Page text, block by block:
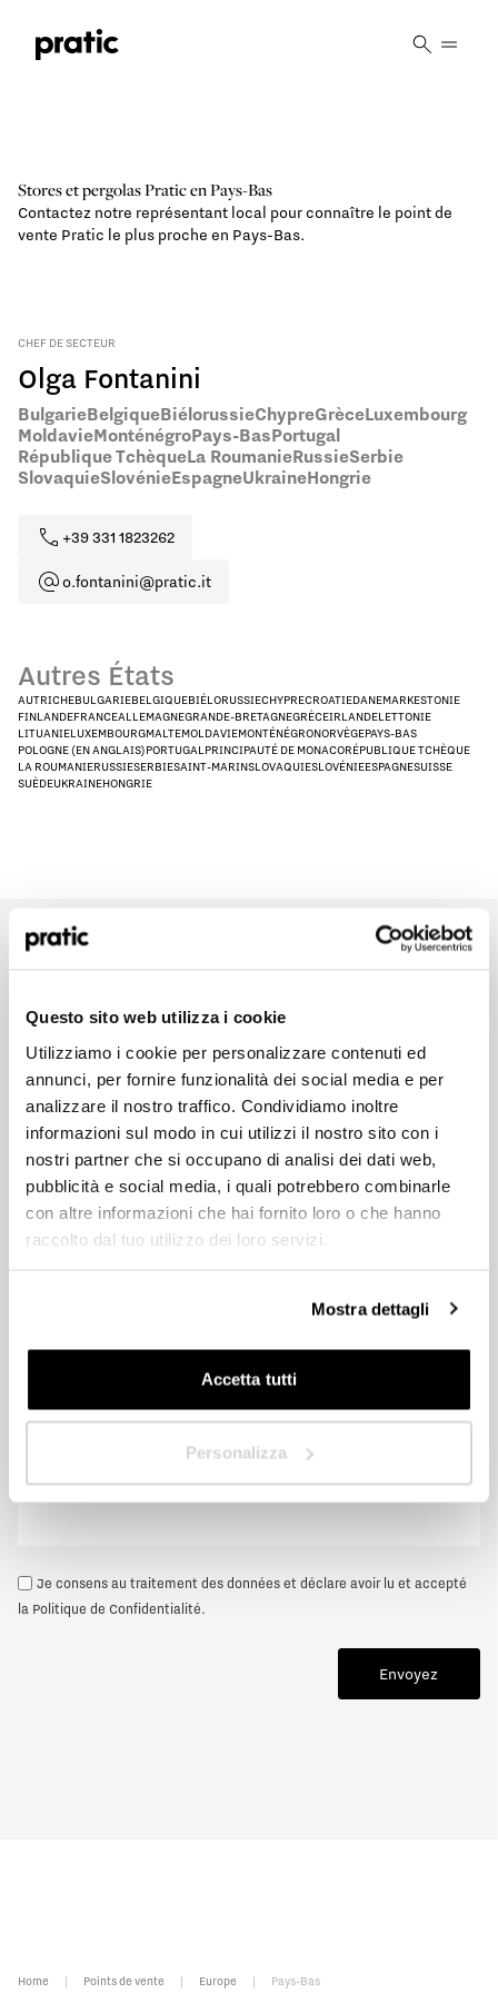
Questo sito web utilizza i cookie
Utilizziamo i cookie per personalizzare contenuti ed
annunci, per fornire funzionalità dei social media e per
analizzare il nostro traffico. Condividiamo inoltre
informazioni sul modo in cui utilizzi il nostro sito con i
nostri partner che si occupano di analisi dei dati web,
pubblicità e social media, i quali potrebbero combinarle
con altre informazioni che hai fornito loro o che hanno
raccolto dal tuo utilizzo dei loro servizi.
Mostra dettagli
Accetta tutti
Personalizza
Stores et pergolas Pratic enPays-Bas
Contactez notre représentant local pour connaître le point de
vente Pratic le plus proche en Pays-Bas.
CHEF DE SECTEUR
Olga Fontanini
BulgarieBelgiqueBiélorussieChypreGrèceLuxembourg
MoldavieMonténégroPays-BasPortugal
République TchèqueLa RoumanieRussieSerbie
SlovaquieSlovénieEspagneUkraineHongrie
+39 331 1823262
o.fontanini@pratic.it
Autres États
AUTRICHEBULGARIEBELGIQUEBIÉLORUSSIECHYPRECROATIEDANEMARKESTONIE
FINLANDEFRANCEALLEMAGNEGRANDE-BRETAGNEGRÈCEIRLANDELETTONIE
LITUANIELUXEMBOURGMALTEMOLDAVIEMONTÉNÉGRONORVÈGEPAYS-BAS
POLOGNE (EN ANGLAIS)PORTUGALPRINCIPAUTÉ DE MONACORÉPUBLIQUE TCHÈQUE
LA ROUMANIERUSSIESERBIESAINT-MARINSLOVAQUIESLOVÉNIEESPAGNESUISSE
SUÈDEUKRAINEHONGRIE
Commencez à concevoir votre espace extérieur sur mesure dès
Quel que soit l’espace extérieur que vous avez en tête, les
revendeurs Pratic sont à votre disposition pour vous guider dans
la conception de la protection idéale, en étudiant des solutions
personnalisées et fonctionnelles. Remplissez dès maintenant le
formulaire pour obtenir plus d’informations ou pour être contacté
par un représentant Pratic.
HoReCa
Distributeur
Je consens au traitement des données et déclare avoir lu et accepté
la Politique de Confidentialité.
Envoyez
Quel est le profil qui vous correspond le mieux
HoReCa
Concepteur/Planificateur
Particulier
Distributeur
Suivant
Home | Points de vente | Europe | Pays-Bas